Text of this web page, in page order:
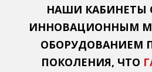
НАШИ КАБИНЕТЫ
ИННОВАЦИОННЫМ
ОБОРУДОВАНИЕМ
ПОКОЛЕНИЯ, ЧТО